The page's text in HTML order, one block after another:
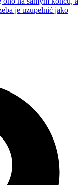
je uzupełnić jako